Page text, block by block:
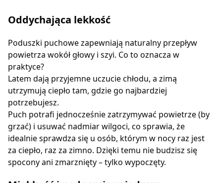
Oddychająca lekkość
Poduszki puchowe zapewniają naturalny przepływ
powietrza wokół głowy i szyi. Co to oznacza w
praktyce?
Latem dają przyjemne uczucie chłodu, a zimą
utrzymują ciepło tam, gdzie go najbardziej
potrzebujesz.
Puch potrafi jednocześnie zatrzymywać powietrze (by
grzać) i usuwać nadmiar wilgoci, co sprawia, że
idealnie sprawdza się u osób, którym w nocy raz jest
za ciepło, raz za zimno. Dzięki temu nie budzisz się
spocony ani zmarznięty – tylko wypoczęty.